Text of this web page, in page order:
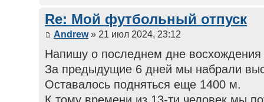
Re: Мой футбольный отпуск
Andrew» 21 июл 2024, 23:12
Напишу о последнем дне
За предыдущие 6 дней мы набрали
Оставалось подняться еще 1400 м.